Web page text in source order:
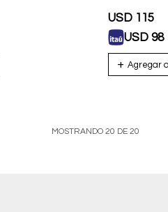
USD 115
USD 98
MOSTRANDO 20 DE 20